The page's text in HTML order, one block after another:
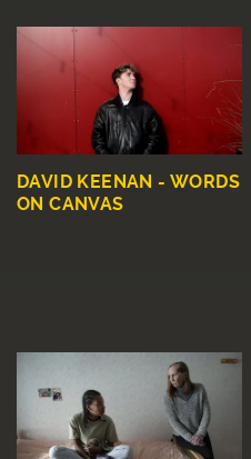
DAVID KEENAN - WORDS
ON CANVAS